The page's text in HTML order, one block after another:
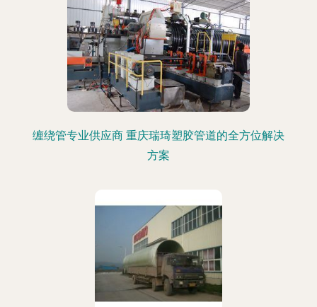
缠绕管专业供应商 重庆瑞琦塑胶管道的全方位解决
方案